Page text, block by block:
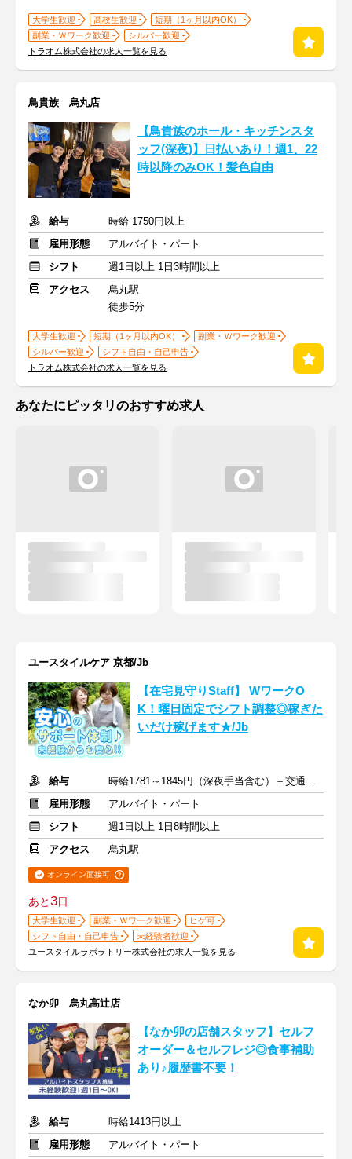
大学生歓迎 高校生歓迎
短期（1ヶ月以内OK）
副業・Ｗワーク歓迎
シルバー歓迎
トラオム株式会社の求人一覧を見る
鳥貴族 烏丸店
【鳥貴族のホール・キッチンスタ
ッフ(深夜)】日払いあり！週1、22
時以降のみOK！髪色自由
給与
時給 1750円以上
雇用形態
アルバイト・パート
シフト
週1日以上 1日3時間以上
アクセス
烏丸駅
徒歩5分
大学生歓迎 短期（1ヶ月以内OK）
副業・Ｗワーク歓迎
シルバー歓迎
シフト自由・自己申告
トラオム株式会社の求人一覧を見る
あなたにピッタリのおすすめ求人
ユースタイルケア 京都/Jb
【在宅見守りStaff】 WワークO
K！曜日固定でシフト調整◎稼ぎた
いだけ稼げます★/Jb
給与
時給1781～1845円（深夜手当含む）＋交通費支給
雇用形態
アルバイト・パート
シフト
週1日以上 1日8時間以上
アクセス
烏丸駅
オンライン面接可
あと3日
大学生歓迎 副業・Ｗワーク歓迎
ヒゲ可
シフト自由・自己申告
未経験者歓迎
ユースタイルラボラトリー株式会社の求人一覧を見る
なか卯 烏丸高辻店
【なか卯の店舗スタッフ】セルフ
オーダー＆セルフレジ◎食事補助
あり♪履歴書不要！
給与
時給1413円以上
雇用形態
アルバイト・パート